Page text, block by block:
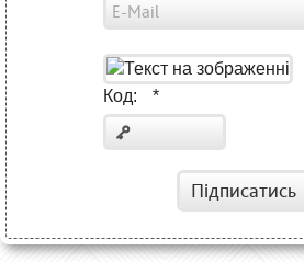
Код: *
Підписатись